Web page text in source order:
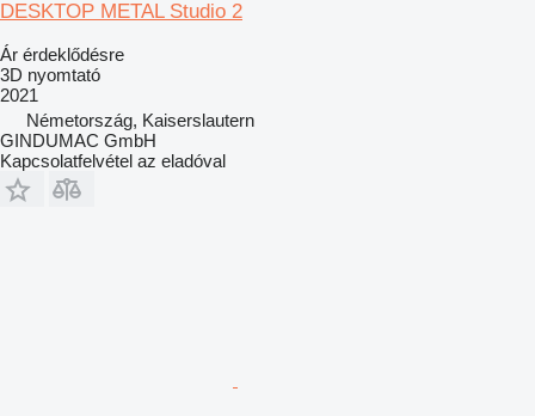
DESKTOP METAL Studio 2
Ár érdeklődésre
3D nyomtató
2021
Németország, Kaiserslautern
GINDUMAC GmbH
Kapcsolatfelvétel az eladóval